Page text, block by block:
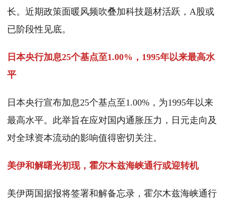
长。近期政策面暖风频吹叠加科技题材活跃，A股或
已阶段性见底。
日本央行加息25个基点至1.00%，1995年以来最高水
平
日本央行宣布加息25个基点至1.00%，为1995年以来
最高水平。此举旨在应对国内通胀压力，日元走向及
对全球资本流动的影响值得密切关注。
美伊和解曙光初现，霍尔木兹海峡通行或迎转机
美伊两国据报将签署和解备忘录，霍尔木兹海峡通行